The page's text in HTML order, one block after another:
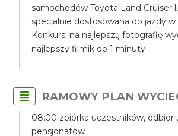
samochodów Toyota Land Cruiser
specjalnie dostosowana do jazdy
Konkurs: na najlepszą fotografię
najlepszy filmik do 1 minuty
RAMOWY PLAN
08:00 zbiórka uczestników, odbiór
pensjonatów